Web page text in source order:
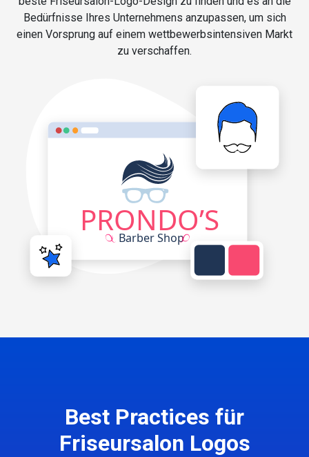
Bedürfnisse Ihres Unternehmens anzupassen, um sich
einen Vorsprung auf einem wettbewerbsintensiven Markt
zu verschaffen.
Best Practices für
Friseursalon Logos